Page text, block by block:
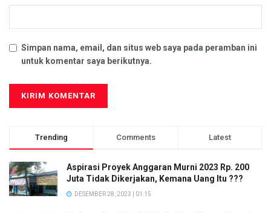
Simpan nama, email, dan situs web saya pada peramban ini
untuk komentar saya berikutnya.
Trending Comments Latest
Aspirasi Proyek Anggaran Murni 2023 Rp. 200
Juta Tidak Dikerjakan, Kemana Uang Itu ???
DESEMBER 28, 2023 | 01:15